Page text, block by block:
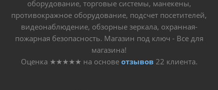
оборудование, торговые системы, манекены,
противокражное оборудование, подсчет посетителей,
видеонаблюдение, обзорные зеркала, охранная-
пожарная безопасность. Магазин под ключ - Все для
магазина!
Оценка ★★★★★ на основе отзывов 22 клиента.